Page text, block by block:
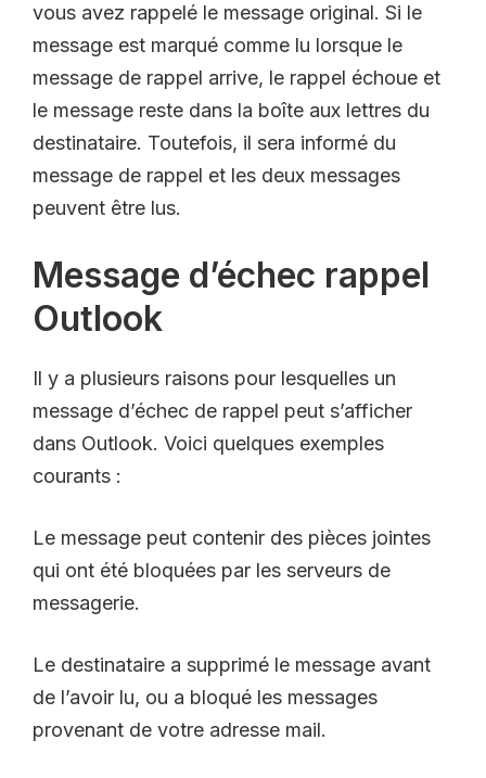
vous avez rappelé le message original. Si le
message est marqué comme lu lorsque le
message de rappel arrive, le rappel échoue et
le message reste dans la boîte aux lettres du
destinataire. Toutefois, il sera informé du
message de rappel et les deux messages
peuvent être lus.
Message d’échec rappel
Outlook
Il y a plusieurs raisons pour lesquelles un
message d’échec de rappel peut s’afficher
dans Outlook. Voici quelques exemples
courants :
Le message peut contenir des pièces jointes
qui ont été bloquées par les serveurs de
messagerie.
Le destinataire a supprimé le message avant
de l’avoir lu, ou a bloqué les messages
provenant de votre adresse mail.